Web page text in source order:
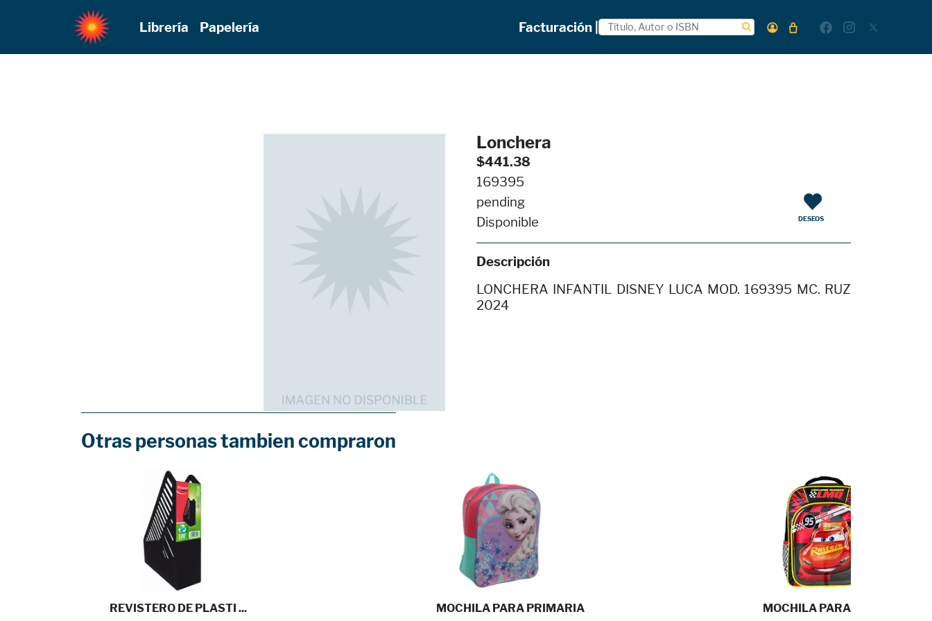
Librería Papelería Facturación |
Lonchera
$441.38
169395
pending
Disponible
Descripción
DESEOS
LONCHERA INFANTIL DISNEY LUCA MOD. 169395 MC. RUZ
2024
Otras personas tambien compraron
REVISTERO DE PLASTI ... MOCHILA PARA PRIMARIA MOCHILA PARA PRIMARIA